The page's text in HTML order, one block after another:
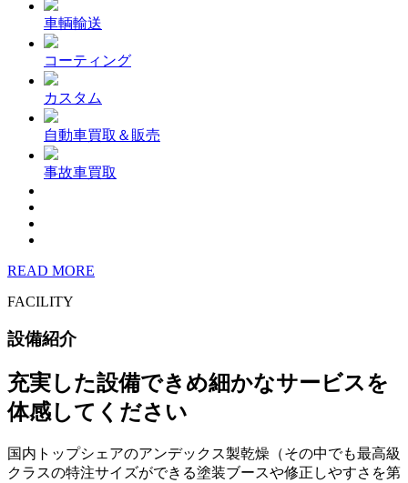
車輌輸送
コーティング
カスタム
自動車買取＆販売
事故車買取
READ MORE
FACILITY
設備紹介
充実した設備できめ細かなサービスを
体感してください
国内トップシェアのアンデックス製乾燥（その中でも最高級
クラスの特注サイズができる塗装ブースや修正しやすさを第